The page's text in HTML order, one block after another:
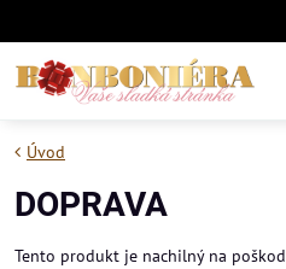
Úvod
DOPRAVA
Tento produkt je nachilný na